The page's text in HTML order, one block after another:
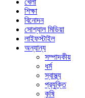
খেলা
শিক্ষা
বিনোদন
সোশ্যাল মিডিয়া
লাইফস্টাইল
অন্যান্য
সম্পাদকীয়
ধর্ম
স্বাস্থ্য
প্রযুক্তি
কৃষি